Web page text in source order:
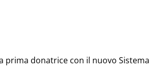
prima donatrice con il nuovo Sistema